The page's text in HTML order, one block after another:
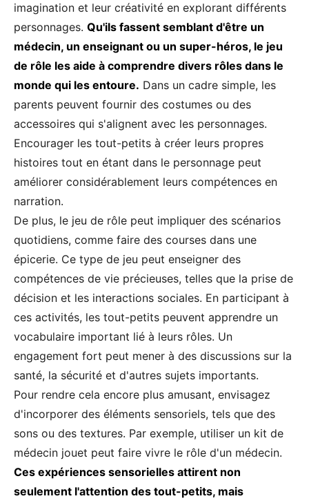
imagination et leur créativité en explorant différents
personnages. Qu'ils fassent semblant d'être un
médecin, un enseignant ou un super-héros, le jeu
de rôle les aide à comprendre divers rôles dans le
monde qui les entoure. Dans un cadre simple, les
parents peuvent fournir des costumes ou des
accessoires qui s'alignent avec les personnages.
Encourager les tout-petits à créer leurs propres
histoires tout en étant dans le personnage peut
améliorer considérablement leurs compétences en
narration.
De plus, le jeu de rôle peut impliquer des scénarios
quotidiens, comme faire des courses dans une
épicerie. Ce type de jeu peut enseigner des
compétences de vie précieuses, telles que la prise de
décision et les interactions sociales. En participant à
ces activités, les tout-petits peuvent apprendre un
vocabulaire important lié à leurs rôles. Un
engagement fort peut mener à des discussions sur la
santé, la sécurité et d'autres sujets importants.
Pour rendre cela encore plus amusant, envisagez
d'incorporer des éléments sensoriels, tels que des
sons ou des textures. Par exemple, utiliser un kit de
médecin jouet peut faire vivre le rôle d'un médecin.
Ces expériences sensorielles attirent non
seulement l'attention des tout-petits, mais